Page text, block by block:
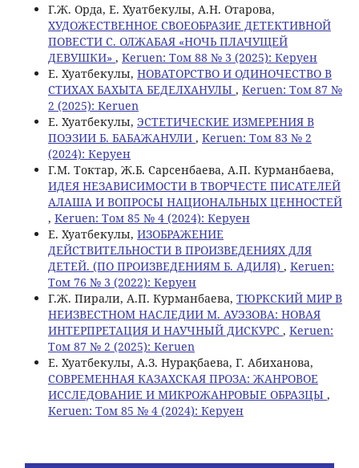
Г.Ж. Орда, Е. Хуатбекулы, А.Н. Отарова,
ХУДОЖЕСТВЕННОЕ СВОЕОБРАЗИЕ ДЕТЕКТИВНОЙ
ПОВЕСТИ С. ОЛЖАБАЯ «НОЧЬ ПЛАЧУЩЕЙ
ДЕВУШКИ» , Keruen: Том 88 № 3 (2025): Керуен
Е. Хуатбекулы, НОВАТОРСТВО И ОДИНОЧЕСТВО В
СТИХАХ БАХЫТА БЕДЕЛХАНУЛЫ , Keruen: Том 87 №
2 (2025): Keruen
Е. Хуатбекулы, ЭСТЕТИЧЕСКИЕ ИЗМЕРЕНИЯ В
ПОЭЗИИ Б. БАБАЖАНУЛИ , Keruen: Том 83 № 2
(2024): Керуен
Г.М. Токтар, Ж.Б. Сарсенбаева, А.П. Курманбаева,
ИДЕЯ НЕЗАВИСИМОСТИ В ТВОРЧЕСТЕ ПИСАТЕЛЕЙ
АЛАША И ВОПРОСЫ НАЦИОНАЛЬНЫХ ЦЕННОСТЕЙ
, Keruen: Том 85 № 4 (2024): Керуен
Е. Хуатбекулы, ИЗОБРАЖЕНИЕ
ДЕЙСТВИТЕЛЬНОСТИ В ПРОИЗВЕДЕНИЯХ ДЛЯ
ДЕТЕЙ. (ПО ПРОИЗВЕДЕНИЯМ Б. АДИЛЯ) , Keruen:
Том 76 № 3 (2022): Керуен
Г.Ж. Пирали, А.П. Курманбаева, ТЮРКСКИЙ МИР В
НЕИЗВЕСТНОМ НАСЛЕДИИ М. АУЭЗОВА: НОВАЯ
ИНТЕРПРЕТАЦИЯ И НАУЧНЫЙ ДИСКУРС , Keruen:
Том 87 № 2 (2025): Keruen
Е. Хуатбекулы, А.З. Нурақбаева, Г. Абиханова,
СОВРЕМЕННАЯ КАЗАХСКАЯ ПРОЗА: ЖАНРОВОЕ
ИССЛЕДОВАНИЕ И МИКРОЖАНРОВЫЕ ОБРАЗЦЫ ,
Keruen: Том 85 № 4 (2024): Керуен